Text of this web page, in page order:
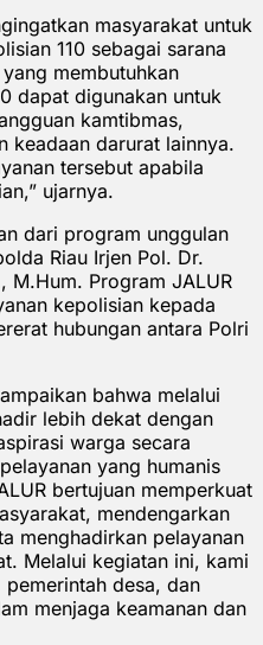
masyarakat untuk
110 sebagai sarana
membutuhkan
dapat digunakan untuk
kamtibmas,
keadaan darurat lainnya.
tersebut apabila
ujarnya.
dari program unggulan
Riau Irjen Pol. Dr.
M.Hum. Program JALUR
kepolisian kepada
hubungan antara Polri
bahwa melalui
lebih dekat dengan
warga secara
yang humanis
bertujuan memperkuat
mendengarkan
menghadirkan pelayanan
Melalui kegiatan ini, kami
desa, dan
menjaga keamanan dan